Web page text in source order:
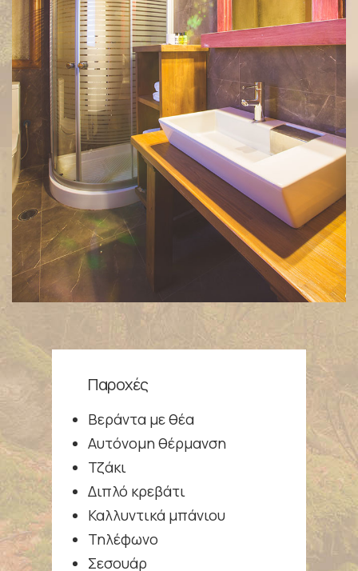
Παροχές
Βεράντα με θέα
Αυτόνομη θέρμανση
Τζάκι
Διπλό κρεβάτι
Καλλυντικά μπάνιου
Τηλέφωνο
Σεσουάρ